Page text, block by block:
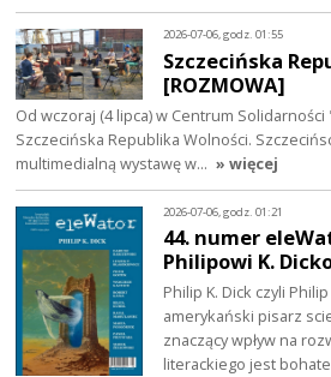
2026-07-06, godz. 01:55
Szczecińska
[ROZMOWA]
Od wczoraj (4 lipca) w Centrum Solidarności
Szczecińska Republika Wolności.
multimedialną wystawę w… » więcej
2026-07-06, godz. 01:21
44. numer
Philipowi K.
Philip K. Dick czyli
amerykański pisarz
znaczący wpływ na
literackiego jest